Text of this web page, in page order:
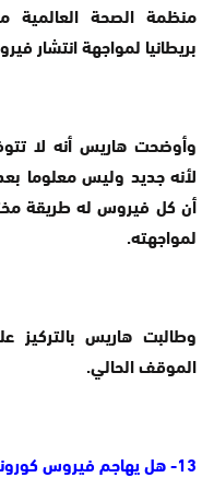
منظمة الصحة العالمية
بريطانيا لمواجهة انتشار
وأوضحت هاريس أنه لا
لأنه جديد وليس معلوما
أن كل فيروس له طريقة
لمواجهته.
وطالبت هاريس بالتركيز
الموقف الحالي.
13- هل يهاجم فيروس كورونا أنسجة الخصيتين؟